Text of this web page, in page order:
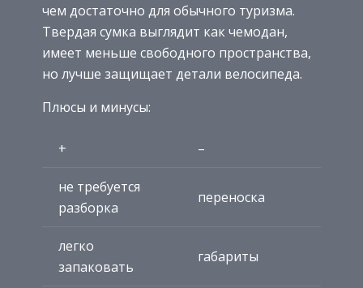
чем достаточно для обычного туризма.
Твердая сумка выглядит как чемодан,
имеет меньше свободного пространства,
но лучше защищает детали велосипеда.
Плюсы и минусы:
+ –
не требуется
разборка
переноска
легко
запаковать
габариты